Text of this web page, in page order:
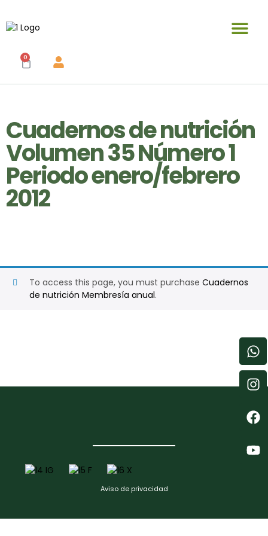
0
Cuadernos de nutrición
Volumen 35 Número 1
Periodo enero/febrero
2012
To access this page, you must purchase Cuadernos
de nutrición Membresía anual.
Aviso de privacidad